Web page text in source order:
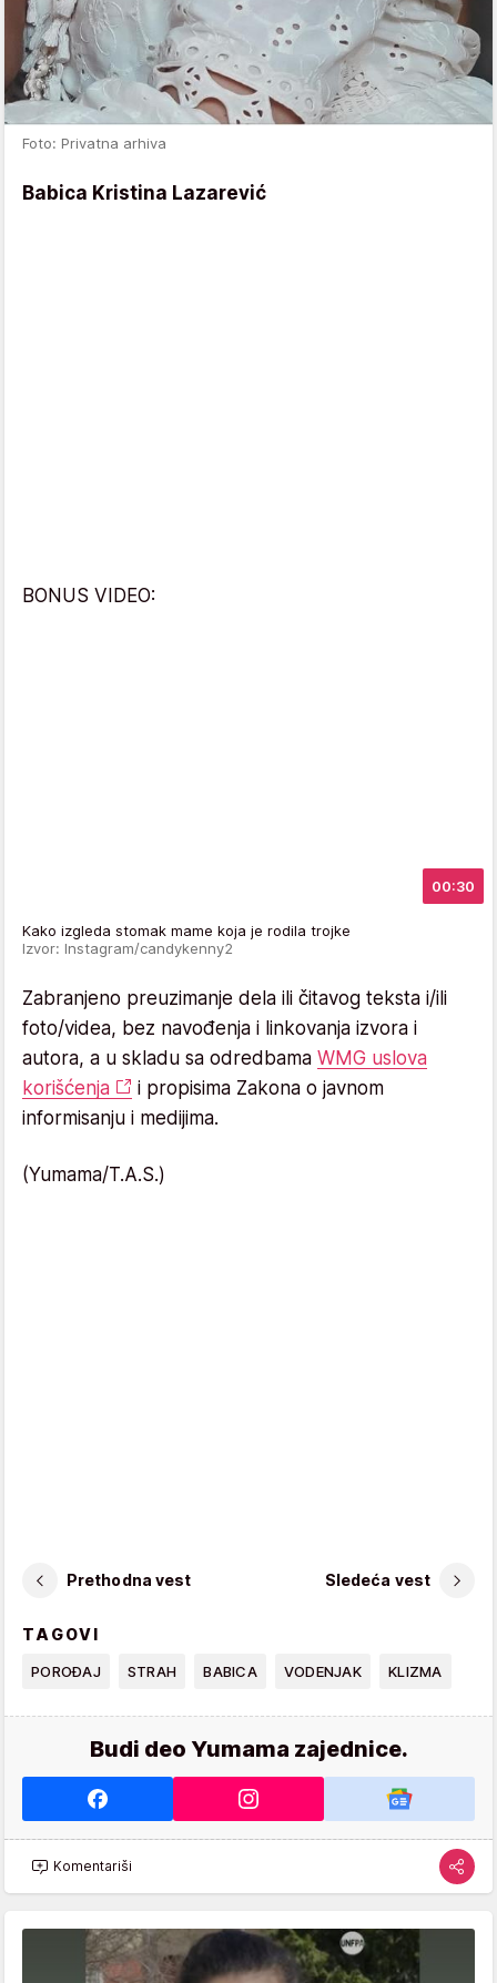
Foto: Privatna arhiva
Babica Kristina Lazarević
BONUS VIDEO:
00:30
Kako izgleda stomak mame koja je rodila trojke
Izvor: Instagram/candykenny2
Zabranjeno preuzimanje dela ili čitavog teksta i/ili
foto/videa, bez navođenja i linkovanja izvora i
autora, a u skladu sa odredbama WMG uslova
korišćenja
i propisima Zakona o javnom
informisanju i medijima.
(Yumama/T.A.S.)
Prethodna vest Sledeća vest
TAGOVI
POROĐAJ STRAH BABICA VODENJAK KLIZMA
Budi deo Yumama zajednice.
Komentariši